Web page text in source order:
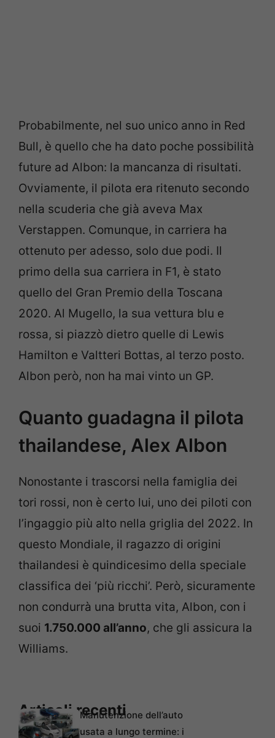
Probabilmente, nel suo unico anno in Red
Bull, è quello che ha dato poche possibilità
future ad Albon: la mancanza di risultati.
Ovviamente, il pilota era ritenuto secondo
nella scuderia che già aveva Max
Verstappen. Comunque, in carriera ha
ottenuto per adesso, solo due podi. Il
primo della sua carriera in F1, è stato
quello del Gran Premio della Toscana
2020. Al Mugello, la sua vettura blu e
rossa, si piazzò dietro quelle di Lewis
Hamilton e Valtteri Bottas, al terzo posto.
Albon però, non ha mai vinto un GP.
Quanto guadagna il pilota
thailandese, Alex Albon
Nonostante i trascorsi nella famiglia dei
tori rossi, non è certo lui, uno dei piloti con
l’ingaggio più alto nella griglia del 2022. In
questo Mondiale, il ragazzo di origini
thailandesi è quindicesimo della speciale
classifica dei ‘più ricchi’. Però, sicuramente
non condurrà una brutta vita, Albon, con i
suoi 1.750.000 all’anno, che gli assicura la
Williams.
Articoli recentiManutenzione dell’auto
usata a lungo termine: i